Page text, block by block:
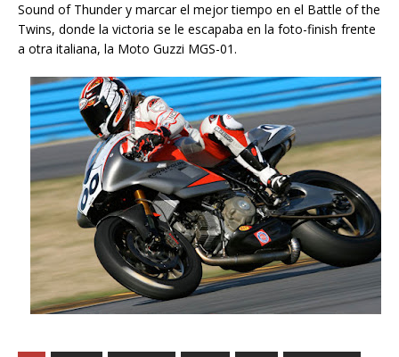
Sound of Thunder y marcar el mejor tiempo en el Battle of the
Twins, donde la victoria se le escapaba en la foto-finish frente
a otra italiana, la Moto Guzzi MGS-01.